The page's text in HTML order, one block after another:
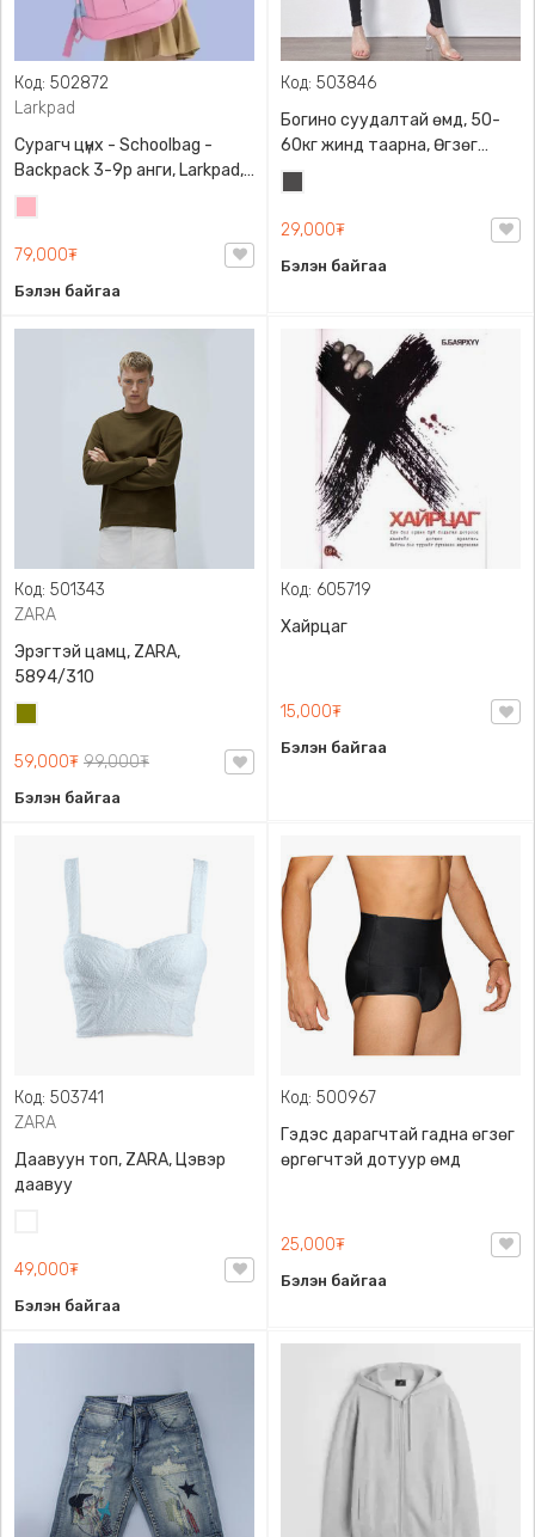
Код: 502872
Larkpad
Сурагч цүнх - Schoolbag -
Backpack 3-9р анги, Larkpad,
9009-10128, Цацруулагчтай,
Олон тасалгаатай
79,000₮
Бэлэн байгаа
Код: 503846
Богино суудалтай өмд, 50-
60кг жинд таарна, Өгзөг
өргөгчтэй
29,000₮
Бэлэн байгаа
Код: 501343
ZARA
Эрэгтэй цамц, ZARA,
5894/310
59,000₮ 99,000₮
Бэлэн байгаа
Код: 605719
Хайрцаг
15,000₮
Бэлэн байгаа
Код: 503741
ZARA
Даавуун топ, ZARA, Цэвэр
даавуу
49,000₮
Бэлэн байгаа
Код: 500967
Гэдэс дарагчтай гадна өгзөг
өргөгчтэй дотуур өмд
25,000₮
Бэлэн байгаа